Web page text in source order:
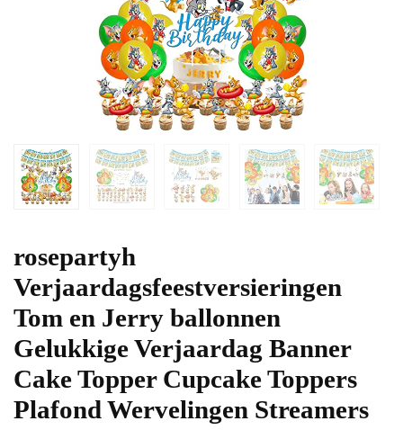
rosepartyh
Verjaardagsfeestversieringen
Tom en Jerry ballonnen
Gelukkige Verjaardag Banner
Cake Topper Cupcake Toppers
Plafond Wervelingen Streamers